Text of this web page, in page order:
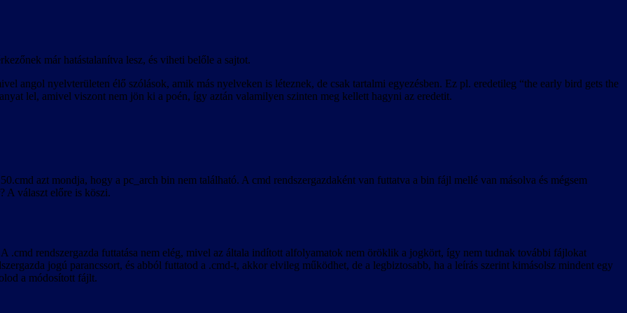
a teljes magyar karakterkészletet, ezért annak támogatásáról lemondtunk, a magyarítás használatához játékfrissítés beszerzését javasoljuk.
már hatástalanítva lesz, és viheti belőle a sajtot.
angol nyelvterületen élő szólások, amik más nyelveken is léteznek, de csak tartalmi egyezésben. Ez pl. eredetileg “the early bird gets the
lel, amivel viszont nem jön ki a poén, így aztán valamilyen szinten meg kellett hagyni az eredetit.
azt mondja, hogy a pc_arch bin nem található. A cmd rendszergazdaként van futtatva a bin fájl mellé van másolva és mégsem
A választ előre is köszi.
.cmd rendszergazda futtatása nem elég, mivel az általa indított alfolyamatok nem öröklik a jogkört, így nem tudnak további fájlokat
jogú parancssort, és abból futtatod a .cmd-t, akkor elvileg működhet, de a legbiztosabb, ha a leírás szerint kimásolsz mindent egy
a módosított fájlt.